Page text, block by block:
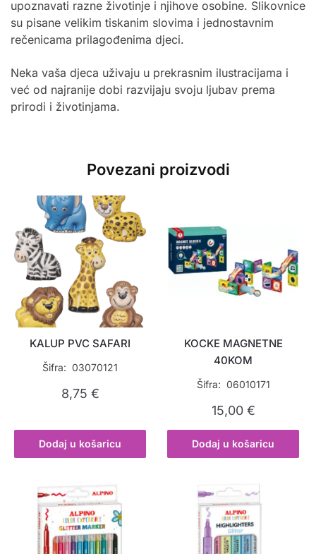
upoznavati razne životinje i njihove osobine. Slikovnice
su pisane velikim tiskanim slovima i jednostavnim
rečenicama prilagođenima djeci.
Neka vaša djeca uživaju u prekrasnim ilustracijama i
već od najranije dobi razvijaju svoju ljubav prema
prirodi i životinjama.
Povezani proizvodi
KALUP PVC SAFARI
Šifra: 03070121
8,75 €
Dodaj u košaricu
KOCKE MAGNETNE
40KOM
Šifra: 06010171
15,00 €
Dodaj u košaricu